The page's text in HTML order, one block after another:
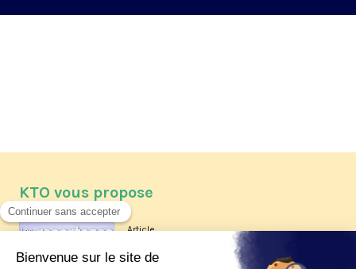
KTO vous propose
Article
Les reportages d'été 2026 de KTO